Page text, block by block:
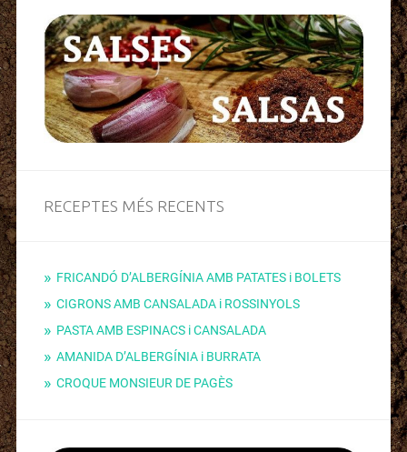
RECEPTES MÉS RECENTS
FRICANDÓ D’ALBERGÍNIA AMB PATATES i BOLETS
CIGRONS AMB CANSALADA i ROSSINYOLS
PASTA AMB ESPINACS i CANSALADA
AMANIDA D’ALBERGÍNIA i BURRATA
CROQUE MONSIEUR DE PAGÈS